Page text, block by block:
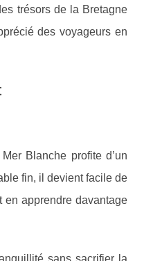
trésors de la Bretagne
des voyageurs en
Blanche profite d’un
fin, il devient facile de
en apprendre davantage
sans sacrifier la